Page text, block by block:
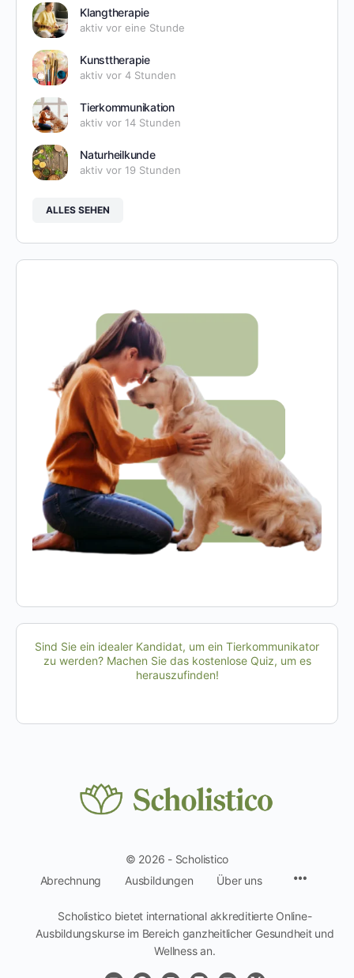
Klangtherapie
aktiv vor eine Stunde
Kunsttherapie
aktiv vor 4 Stunden
Tierkommunikation
aktiv vor 14 Stunden
Naturheilkunde
aktiv vor 19 Stunden
ALLES SEHEN
Sind Sie ein idealer Kandidat, um ein Tierkommunikator
zu werden? Machen Sie das kostenlose Quiz, um es
herauszufinden!
© 2026 - Scholistico
Abrechnung
Ausbildungen Über uns
Scholistico bietet international akkreditierte Online-
Ausbildungskurse im Bereich ganzheitlicher Gesundheit und
Wellness an.